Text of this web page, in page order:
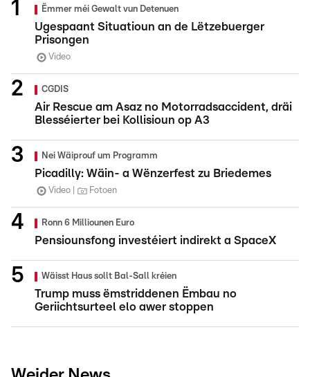
Ëmmer méi Gewalt vun Detenuen
Ugespaant Situatioun an de Lëtzebuerger
Prisongen
Video
CGDIS
Air Rescue am Asaz no Motorradsaccident, dräi
Blesséierter bei Kollisioun op A3
Nei Wäiprouf um Programm
Picadilly: Wäin- a Wënzerfest zu Briedemes
Video Fotoen
Ronn 6 Milliounen Euro
Pensiounsfong investéiert indirekt a SpaceX
Wäisst Haus sollt Bal-Sall kréien
Trump muss ëmstriddenen Ëmbau no
Geriichtsurteel elo awer stoppen